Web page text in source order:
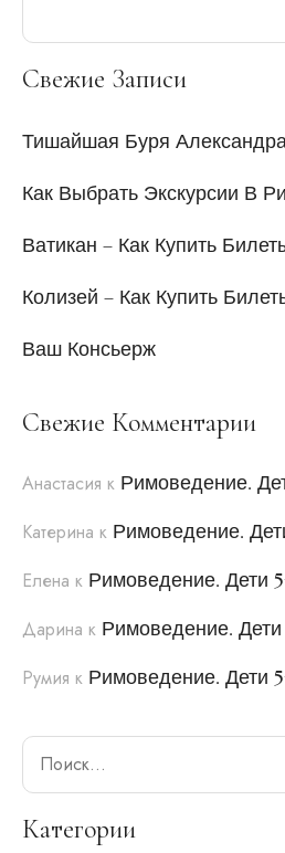
Свежие Записи
Тишайшая Буря
Как Выбрать Экскурсии В
Ватикан – Как Купить
Колизей – Как Купить
Ваш Консьерж
Свежие Комментарии
Анастасия к Римоведение.
Катерина к Римоведение.
Елена к Римоведение. Дети
Дарина к Римоведение.
Румия к Римоведение. Дети
Search
Категории